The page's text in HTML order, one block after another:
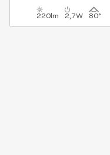
220lm 2,7W 80°